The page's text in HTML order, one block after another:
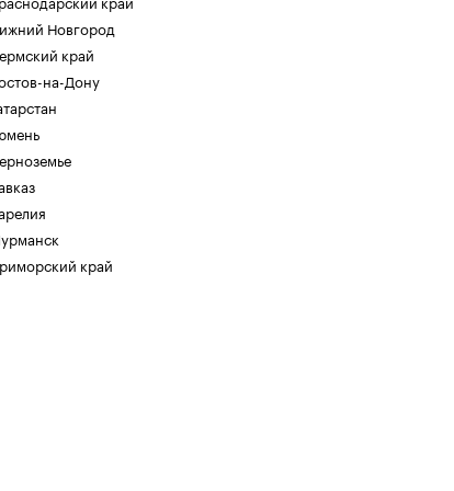
Новгород
край
на-Дону
край